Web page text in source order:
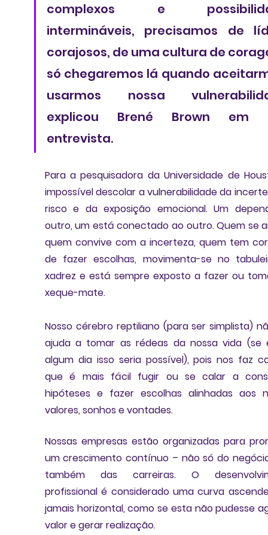
complexos e
intermináveis, precisamos de
corajosos, de uma cultura de
só chegaremos lá quando
usarmos nossa
explicou Brené Brown em
entrevista.
Para a pesquisadora da Universidade de
impossível descolar a vulnerabilidade da
risco e da exposição emocional. Um
outro, um está conectado ao outro. Quem se
quem convive com a incerteza, quem tem
de fazer escolhas, movimenta-se no
xadrez e está sempre exposto a fazer ou
xeque-mate.
Nosso cérebro reptiliano (para ser simplista)
ajuda a tomar as rédeas da nossa vida (se
algum dia isso seria possível), pois nos faz
que é mais fácil fugir ou se calar a
hipóteses e fazer escolhas alinhadas aos
valores, sonhos e vontades.
Nossas empresas estão organizadas para
um crescimento contínuo – não só do
também das carreiras. O
profissional é considerado uma curva
jamais horizontal, como se esta não pudesse
valor e gerar realização.